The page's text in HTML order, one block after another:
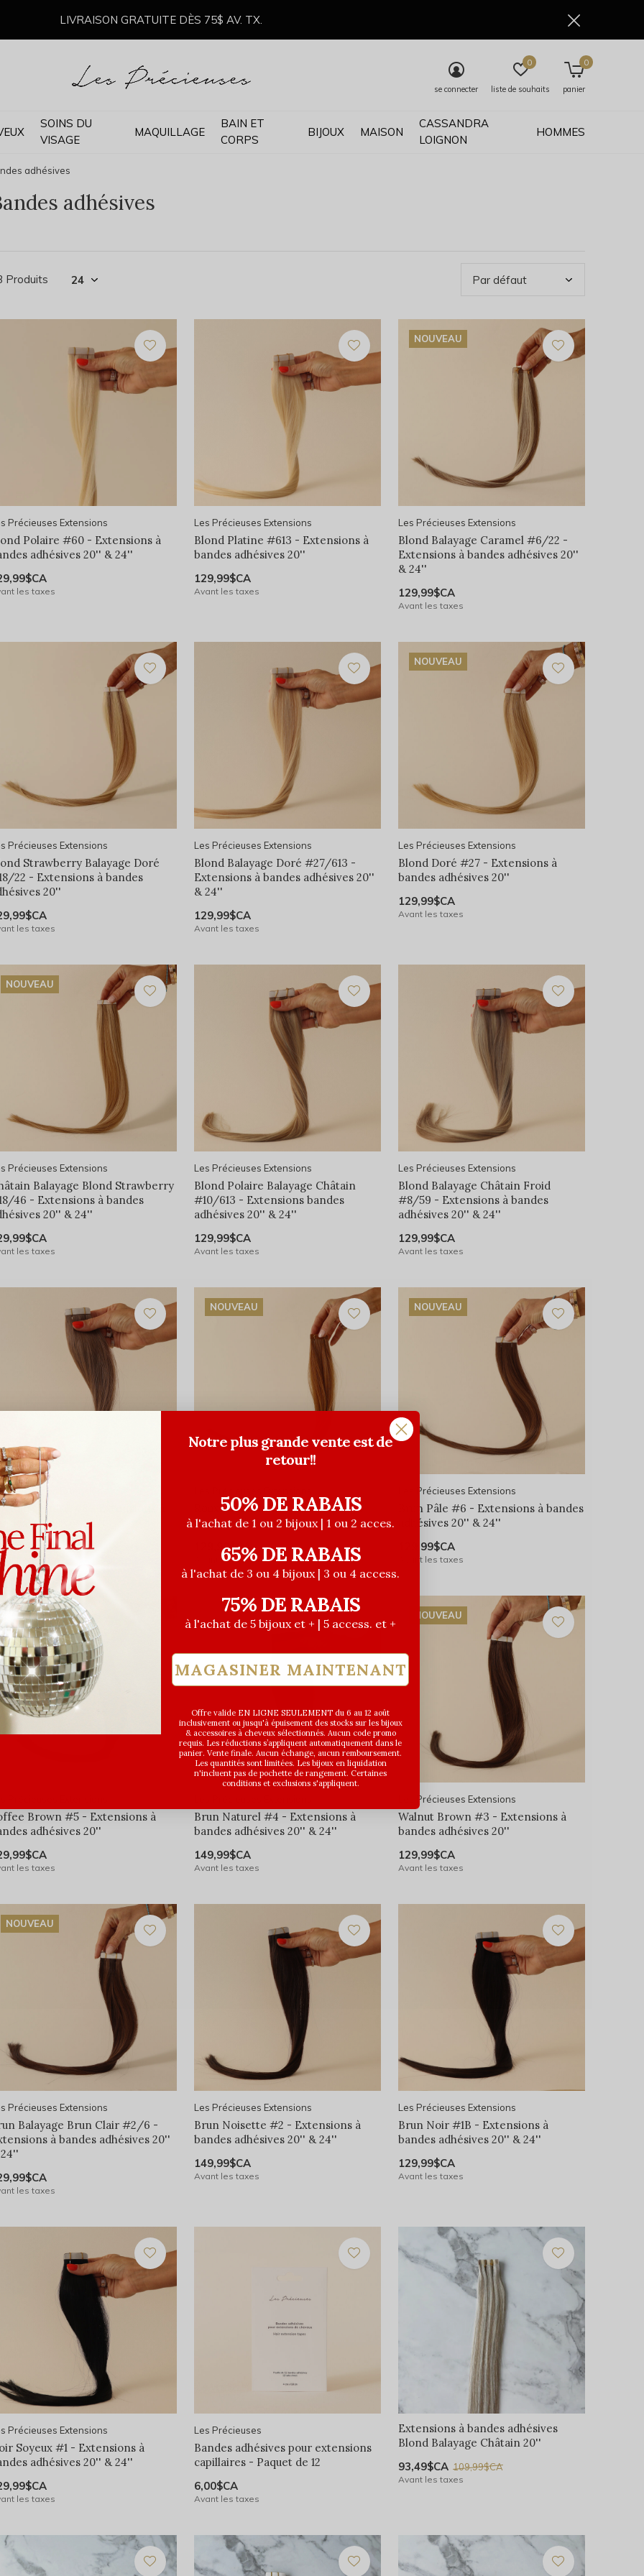
SOINS DU
VISAGE
MAQUILLAGE
BAIN ET
CORPS
BIJOUX MAISON
CASSANDRA
LOIGNON
HOMMES
se connecter liste de souhaits
0
panier
0
LIVRAISON GRATUITE DÈS 75$ AV. TX.
adhésives
adhésives
Produits
Précieuses Extensions
Polaire #60 - Extensions à
adhésives 20'' & 24''
les taxes
Les Précieuses Extensions
Blond Platine #613 - Extensions à
bandes adhésives 20''
129,99$CA
Avant les taxes
NOUVEAU
Les Précieuses Extensions
Blond Balayage Caramel #6/22 -
Extensions à bandes adhésives 20''
& 24''
129,99$CA
Avant les taxes
Précieuses Extensions
Strawberry Balayage Doré
22 - Extensions à bandes
20''
les taxes
Les Précieuses Extensions
Blond Balayage Doré #27/613 -
Extensions à bandes adhésives 20''
& 24''
129,99$CA
Avant les taxes
NOUVEAU
Les Précieuses Extensions
Blond Doré #27 - Extensions à
bandes adhésives 20''
129,99$CA
Avant les taxes
NOUVEAU
Précieuses Extensions
Balayage Blond Strawberry
46 - Extensions à bandes
20'' & 24''
les taxes
Les Précieuses Extensions
Blond Polaire Balayage Châtain
#10/613 - Extensions bandes
adhésives 20'' & 24''
129,99$CA
Avant les taxes
Les Précieuses Extensions
Blond Balayage Châtain Froid
#8/59 - Extensions à bandes
adhésives 20'' & 24''
129,99$CA
Avant les taxes
Précieuses Extensions
cendré #8 - Extensions à
adhésives 20''
les taxes
NOUVEAU
Roux Naturel #29 - Extensions à
bandes adhésives 20''
129,99$CA
Avant les taxes
NOUVEAU
Les Précieuses Extensions
Brun Pâle #6 - Extensions à bandes
adhésives 20'' & 24''
129,99$CA
Avant les taxes
NOUVEAU
Brown #5 - Extensions à
adhésives 20''
les taxes
Brun Naturel #4 - Extensions à
bandes adhésives 20'' & 24''
149,99$CA
Avant les taxes
NOUVEAU
Les Précieuses Extensions
Walnut Brown #3 - Extensions à
bandes adhésives 20''
129,99$CA
Avant les taxes
NOUVEAU
Précieuses Extensions
Balayage Brun Clair #2/6 -
à bandes adhésives 20''
les taxes
Les Précieuses Extensions
Brun Noisette #2 - Extensions à
bandes adhésives 20'' & 24''
149,99$CA
Avant les taxes
Les Précieuses Extensions
Brun Noir #1B - Extensions à
bandes adhésives 20'' & 24''
129,99$CA
Avant les taxes
Précieuses Extensions
Soyeux #1 - Extensions à
adhésives 20'' & 24''
les taxes
Les Précieuses
Bandes adhésives pour extensions
capillaires - Paquet de 12
6,00$CA
Avant les taxes
Extensions à bandes adhésives
Blond Balayage Châtain 20''
93,49$CA 109,99$CA
Avant les taxes
Notre plus grande vente est de
retour!!
50% DE RABAIS
à l'achat de 1 ou 2 bijoux | 1 ou 2 acces.
65% DE RABAIS
à l'achat de 3 ou 4 bijoux | 3 ou 4 access.
75% DE RABAIS
à l'achat de 5 bijoux et + | 5 access. et +
MAGASINER MAINTENANT
Offre valide EN LIGNE SEULEMENT du 6 au 12 août
inclusivement ou jusqu'à épuisement des stocks sur les bijoux
& accessoires à cheveux sélectionnés. Aucun code promo
requis. Les réductions s’appliquent automatiquement dans le
panier. Vente finale. Aucun échange, aucun remboursement.
Les quantités sont limitées. Les bijoux en liquidation
n'incluent pas de pochette de rangement. Certaines
conditions et exclusions s'appliquent.